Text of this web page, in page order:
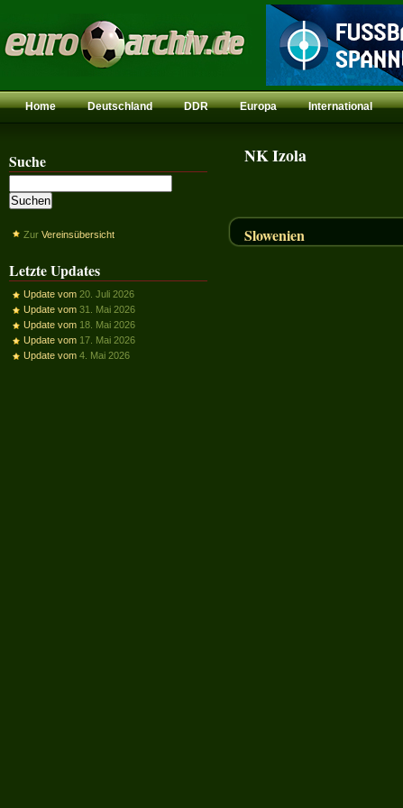
Home Deutschland DDR Europa International
Suche
Zur Vereinsübersicht
Letzte Updates
Update vom 20. Juli 2026
Update vom 31. Mai 2026
Update vom 18. Mai 2026
Update vom 17. Mai 2026
Update vom 4. Mai 2026
NK Izola
Slowenien